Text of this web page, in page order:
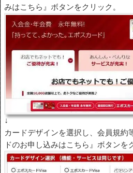
みはこちら』ボタンをクリック。
↓
カードデザインを選択し、会員規約
ドのお申し込みはこちら』ボタンを